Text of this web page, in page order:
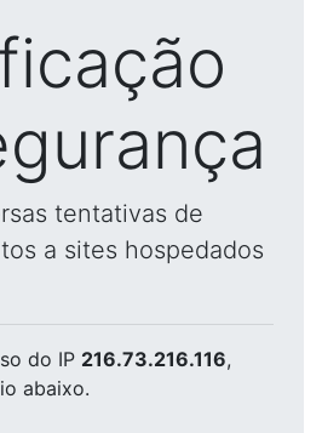
tentativas de
a sites hospedados
do IP 216.73.216.116,
abaixo.